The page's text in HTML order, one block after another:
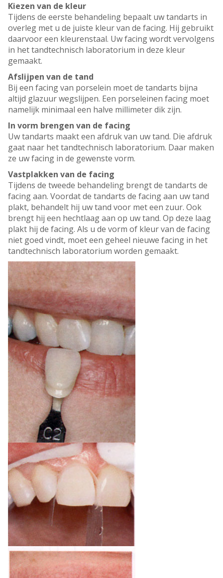
Kiezen van de kleur
Tijdens de eerste behandeling bepaalt uw tandarts in
overleg met u de juiste kleur van de facing. Hij gebruikt
daarvoor een kleurenstaal. Uw facing wordt vervolgens
in het tandtechnisch laboratorium in deze kleur
gemaakt.
Afslijpen van de tand
Bij een facing van porselein moet de tandarts bijna
altijd glazuur wegslijpen. Een porseleinen facing moet
namelijk minimaal een halve millimeter dik zijn.
In vorm brengen van de facing
Uw tandarts maakt een afdruk van uw tand. Die afdruk
gaat naar het tandtechnisch laboratorium. Daar maken
ze uw facing in de gewenste vorm.
Vastplakken van de facing
Tijdens de tweede behandeling brengt de tandarts de
facing aan. Voordat de tandarts de facing aan uw tand
plakt, behandelt hij uw tand voor met een zuur. Ook
brengt hij een hechtlaag aan op uw tand. Op deze laag
plakt hij de facing. Als u de vorm of kleur van de facing
niet goed vindt, moet een geheel nieuwe facing in het
tandtechnisch laboratorium worden gemaakt.